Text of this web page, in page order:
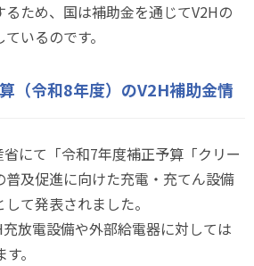
るため、国は補助金を通じてV2Hの
いるのです。
（令和8年度）のV2H補助金情
にて「令和7年度補正予算「クリー
普及促進に向けた充電・充てん設備
て発表されました。
放電設備や外部給電器に対しては
。